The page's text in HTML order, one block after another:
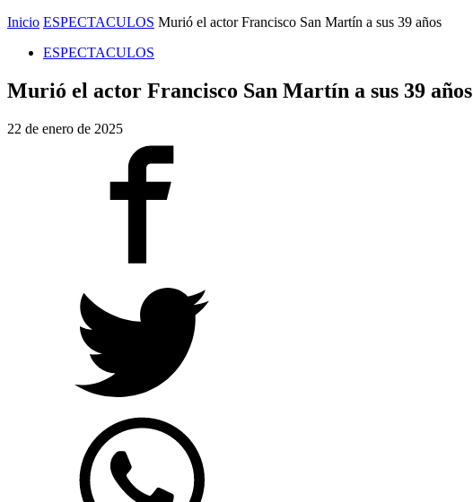
Inicio ESPECTACULOS Murió el actor Francisco San Martín a sus 39 años
ESPECTACULOS
Murió el actor Francisco San Martín a sus 39 años
22 de enero de 2025